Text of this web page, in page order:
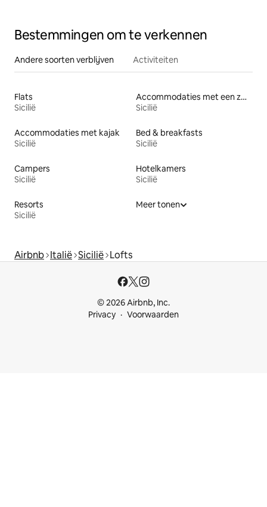
Bestemmingen om te verkennen
Andere soorten verblijven Activiteiten
Flats
Sicilië
Accommodaties met een zwembad
Sicilië
Accommodaties met kajak
Sicilië
Bed & breakfasts
Sicilië
Campers
Sicilië
Hotelkamers
Sicilië
Resorts
Sicilië
Meer tonen
Airbnb Italië Sicilië Lofts
© 2026 Airbnb, Inc.
Privacy
Voorwaarden